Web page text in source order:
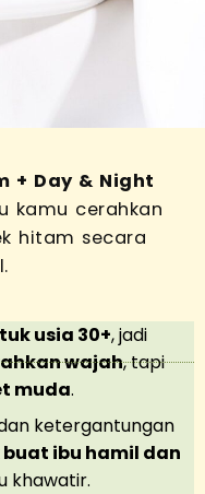
+ Day & Night
kamu cerahkan
hitam secara
usia 30+, jadi
wajah, tapi
muda.
ketergantungan
ibu hamil dan
khawatir.